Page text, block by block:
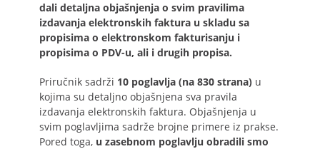
dali detaljna objašnjenja o svim pravilima
izdavanja elektronskih faktura u skladu sa
propisima o elektronskom fakturisanju i
propisima o PDV-u, ali i drugih propisa.
Priručnik sadrži 10 poglavlja (na 830 strana) u
kojima su detaljno objašnjena sva pravila
izdavanja elektronskih faktura. Objašnjenja u
svim poglavljima sadrže brojne primere iz prakse.
Pored toga, u zasebnom poglavlju obradili smo